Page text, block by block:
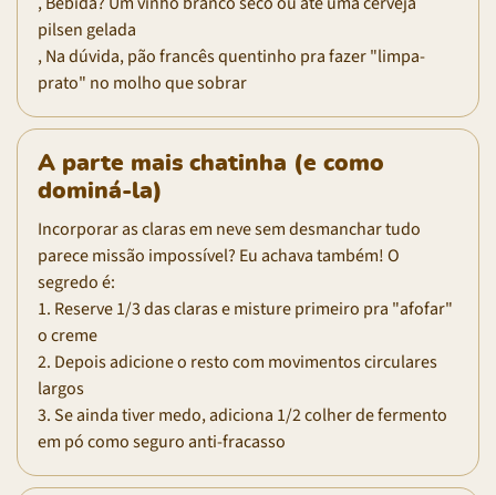
pilsen gelada
, Na dúvida, pão francês quentinho pra fazer "limpa-
prato" no molho que sobrar
A parte mais chatinha (e como
dominá-la)
Incorporar as claras em neve sem desmanchar tudo
parece missão impossível? Eu achava também! O
segredo é:
1. Reserve 1/3 das claras e misture primeiro pra "afofar"
o creme
2. Depois adicione o resto com movimentos circulares
largos
3. Se ainda tiver medo, adiciona 1/2 colher de fermento
em pó como seguro anti-fracasso